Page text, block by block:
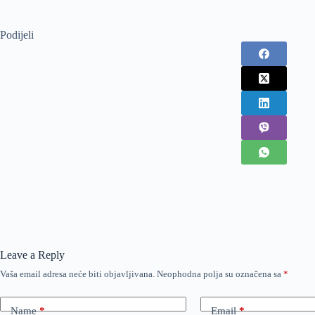
Podijeli
Leave a Reply
Vaša email adresa neće biti objavljivana. Neophodna polja su označena sa *
Name* Email*